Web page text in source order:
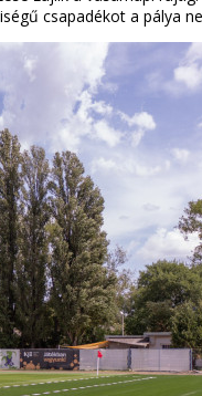
csapadékot a pálya